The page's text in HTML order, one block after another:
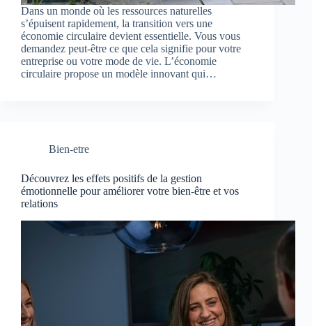
Dans un monde où les ressources naturelles
s’épuisent rapidement, la transition vers une
économie circulaire devient essentielle. Vous vous
demandez peut-être ce que cela signifie pour votre
entreprise ou votre mode de vie. L’économie
circulaire propose un modèle innovant qui…
Bien-etre
Découvrez les effets positifs de la gestion
émotionnelle pour améliorer votre bien-être et vos
relations